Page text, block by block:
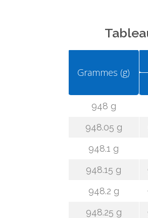
Grammes (g)
948 g
948.05 g
948.1 g
948.15 g
948.2 g
948.25 g